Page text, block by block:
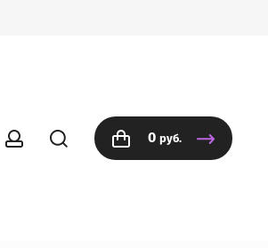
0 руб.